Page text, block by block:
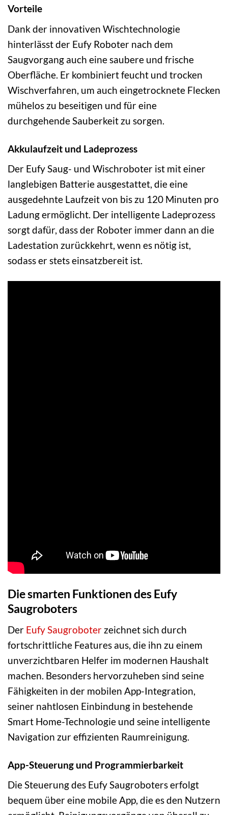
Vorteile
Dank der innovativen Wischtechnologie
hinterlässt der Eufy Roboter nach dem
Saugvorgang auch eine saubere und frische
Oberfläche. Er kombiniert feucht und trocken
Wischverfahren, um auch eingetrocknete Flecken
mühelos zu beseitigen und für eine
durchgehende Sauberkeit zu sorgen.
Akkulaufzeit und Ladeprozess
Der Eufy Saug- und Wischroboter ist mit einer
langlebigen Batterie ausgestattet, die eine
ausgedehnte Laufzeit von bis zu 120 Minuten pro
Ladung ermöglicht. Der intelligente Ladeprozess
sorgt dafür, dass der Roboter immer dann an die
Ladestation zurückkehrt, wenn es nötig ist,
sodass er stets einsatzbereit ist.
Die smarten Funktionen des Eufy
Saugroboters
Der Eufy Saugroboter zeichnet sich durch
fortschrittliche Features aus, die ihn zu einem
unverzichtbaren Helfer im modernen Haushalt
machen. Besonders hervorzuheben sind seine
Fähigkeiten in der mobilen App-Integration,
seiner nahtlosen Einbindung in bestehende
Smart Home-Technologie und seine intelligente
Navigation zur effizienten Raumreinigung.
App-Steuerung und Programmierbarkeit
Die Steuerung des Eufy Saugroboters erfolgt
bequem über eine mobile App, die es den Nutzern